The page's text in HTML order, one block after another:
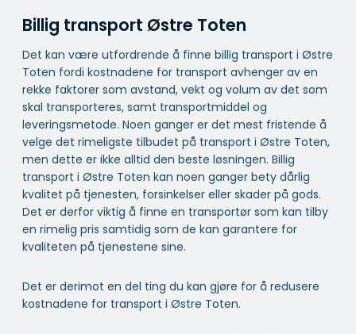
Billig transport Østre Toten
Det kan være utfordrende å finne billig transport i Østre
Toten fordi kostnadene for transport avhenger av en
rekke faktorer som avstand, vekt og volum av det som
skal transporteres, samt transportmiddel og
leveringsmetode. Noen ganger er det mest fristende å
velge det rimeligste tilbudet på transport i Østre Toten,
men dette er ikke alltid den beste løsningen. Billig
transport i Østre Toten kan noen ganger bety dårlig
kvalitet på tjenesten, forsinkelser eller skader på gods.
Det er derfor viktig å finne en transportør som kan tilby
en rimelig pris samtidig som de kan garantere for
kvaliteten på tjenestene sine.
Det er derimot en del ting du kan gjøre for å redusere
kostnadene for transport i Østre Toten.